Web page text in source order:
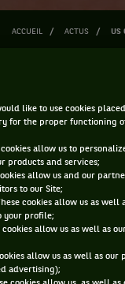
ACCUEIL ACTUS US
US
25 AOÛT 2014,
like to use cookies
for the proper functioning
allow us to
products and services;
allow us and our
to our Site;
cookies allow us as
your profile;
allow us as well as
allow us as well as
advertising);